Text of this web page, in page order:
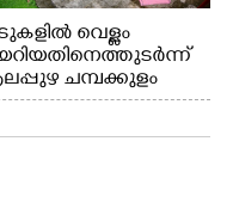
വെള്ളം
ചമ്പക്കുളം
തോമസ്
മഴ